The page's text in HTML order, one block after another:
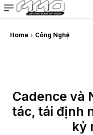
MMOSITE -
Bài viết nổi bật
Home Công Nghệ
Cadence và
tác, tái định
kỷ